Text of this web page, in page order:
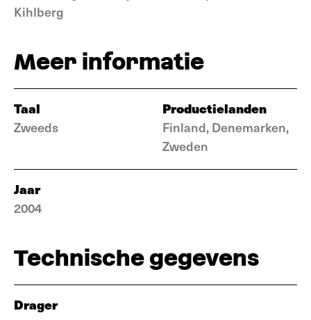
Kihlberg
Meer informatie
Taal
Zweeds
Productielanden
Finland, Denemarken,
Zweden
Jaar
2004
Technische gegevens
Drager